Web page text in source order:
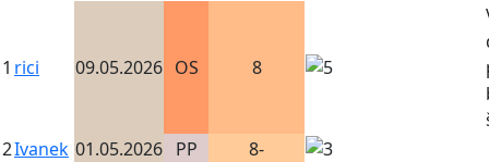
1 rici 09.05.2026 OS 8
2Ivanek 01.05.2026 PP
8-